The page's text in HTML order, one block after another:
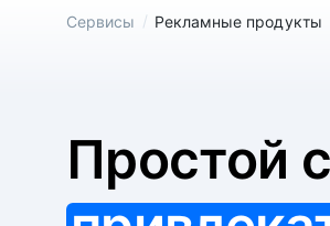
Сервисы / Рекламные продукты
Простой